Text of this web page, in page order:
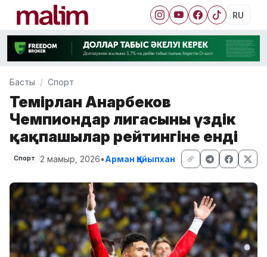
RU
Басты Спорт
Темірлан Анарбеков
Чемпиондар лигасының үздік
қақпашылар рейтингіне енді
Спорт 2 мамыр, 2026•Арман Қайыпхан